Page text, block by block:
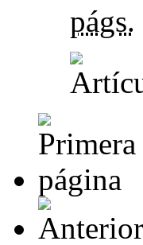
págs.